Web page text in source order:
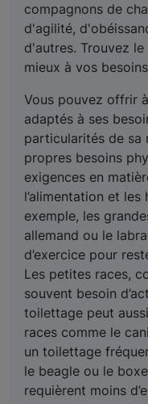
compagnons de
d'agilité,
d'autres. Trouvez
mieux à vos
Vous pouvez offrir
adaptés à ses
particularités de sa
propres besoins
exigences en
l’alimentation et
exemple, les
allemand ou le
d’exercice pour
Les petites races,
souvent besoin
toilettage peut
races comme le
un toilettage
le beagle ou le
requièrent moins